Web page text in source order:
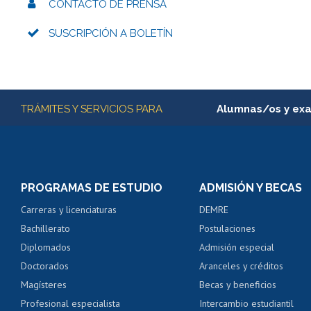
CONTACTO DE PRENSA
SUSCRIPCIÓN A BOLETÍN
Más información
TRÁMITES Y SERVICIOS PARA Alumnas/os y
Servicio médico y
Pago de arancel y
Pago de arancel y
Certificado de títulos
PROGRAMAS DE ESTUDIO
Carreras y licenciaturas
Bachillerato
Diplomados
Doctorados
Magísteres
Profesional especialista
ADMISIÓN Y BECAS
DEMRE
Postulaciones
Admisión especial
Aranceles y créditos
Becas y beneficios
Intercambio estudiantil